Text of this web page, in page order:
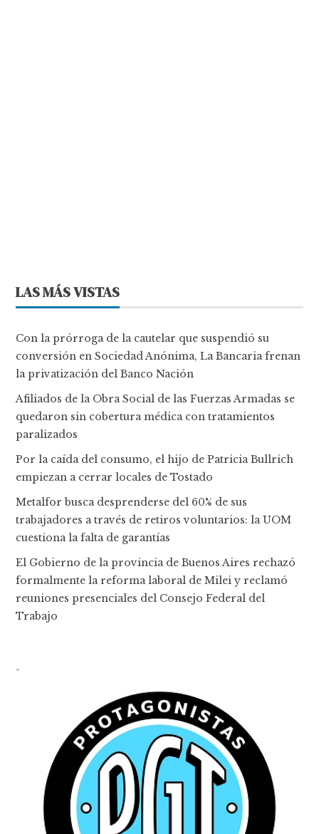
LAS MÁS VISTAS
Con la prórroga de la cautelar que suspendió su
conversión en Sociedad Anónima, La Bancaria frenan
la privatización del Banco Nación
Afiliados de la Obra Social de las Fuerzas Armadas se
quedaron sin cobertura médica con tratamientos
paralizados
Por la caída del consumo, el hijo de Patricia Bullrich
empiezan a cerrar locales de Tostado
Metalfor busca desprenderse del 60% de sus
trabajadores a través de retiros voluntarios: la UOM
cuestiona la falta de garantías
El Gobierno de la provincia de Buenos Aires rechazó
formalmente la reforma laboral de Milei y reclamó
reuniones presenciales del Consejo Federal del
Trabajo
-